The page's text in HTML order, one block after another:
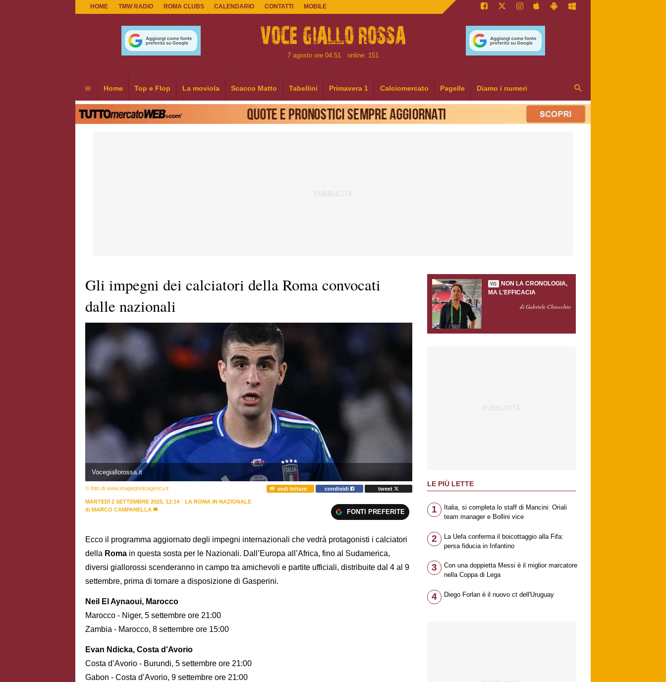
HOME TMW RADIO ROMA CLUBS CALENDARIO CONTATTI MOBILE
7 agosto ore 04:51 online: 151
Home Top e Flop La moviola Scacco Matto Tabellini Primavera 1 Calciomercato Pagelle Diamo i numeri
Gli impegni dei calciatori della Roma convocati
dalle nazionali
Vocegiallorossa.it
© foto di www.imagephotoagency.it vedi letture condividi tweet
MARTEDÌ 2 SETTEMBRE 2025, 12:14
LA ROMA IN NAZIONALE
di MARCO CAMPANELLA FONTI PREFERITE
Ecco il programma aggiornato degli impegni internazionali che vedrà protagonisti i calciatori
della Roma in questa sosta per le Nazionali. Dall’Europa all’Africa, fino al Sudamerica,
diversi giallorossi scenderanno in campo tra amichevoli e partite ufficiali, distribuite dal 4 al 9
settembre, prima di tornare a disposizione di Gasperini.
Neil El Aynaoui, Marocco
Marocco - Niger, 5 settembre ore 21:00
Zambia - Marocco, 8 settembre ore 15:00
Evan Ndicka, Costa d'Avorio
Costa d’Avorio - Burundi, 5 settembre ore 21:00
Gabon - Costa d’Avorio, 9 settembre ore 21:00
VG
NON LA CRONOLOGIA,
MA L'EFFICACIA
di Gabriele Chiocchio
LE PIÙ LETTE
1
Italia, si completa lo staff di Mancini: Oriali
team manager e Bollini vice
2
La Uefa conferma il boicottaggio alla Fifa:
persa fiducia in Infantino
3
Con una doppietta Messi è il miglior marcatore
nella Coppa di Lega
4 Diego Forlan è il nuovo ct dell'Uruguay